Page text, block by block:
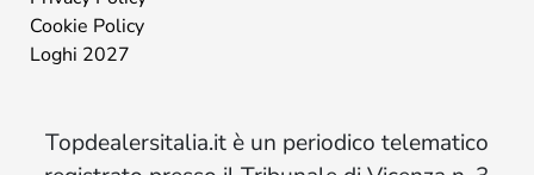
Cookie Policy
Loghi 2027
Topdealersitalia.it è un periodico telematico